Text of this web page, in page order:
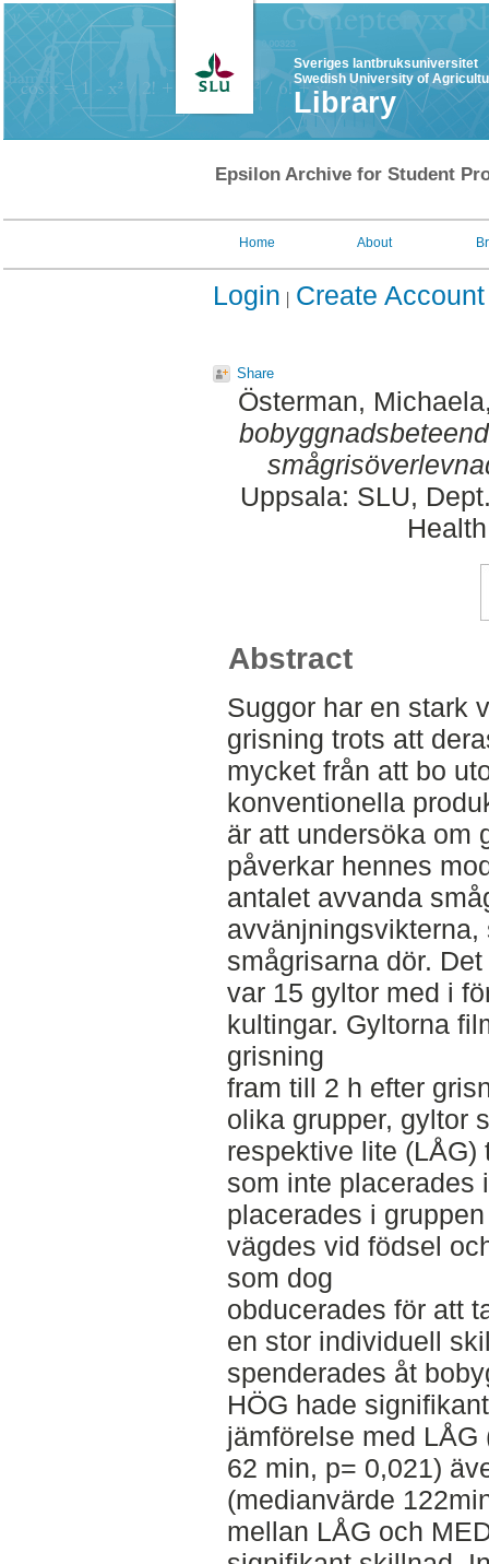
Sveriges lantbruksuniversitet
Swedish University of
Library
Epsilon Archive for Student
Home About
Login Create Account
Share
Österman, Michaela
Uppsala: SLU,
Abstract
Suggor har en stark
grisning trots att
mycket från att bo
konventionella
är att undersöka om
påverkar hennes
antalet avvanda
smågrisarna dör. Det
var 15 gyltor med i
kultingar. Gyltorna
grisning
fram till 2 h efter
olika grupper, gyltor
respektive lite (LÅG)
som inte placerades
placerades i
vägdes vid födsel
som dog
obducerades för att
en stor individuell
spenderades åt
HÖG hade
jämförelse med
62 min, p= 0,021)
(medianvärde
mellan LÅG och